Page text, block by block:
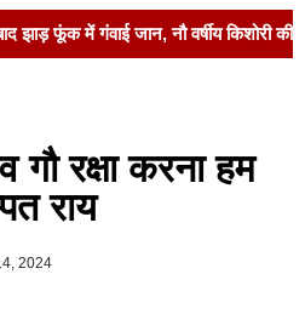
झाड़ फूंक में गंवाई जान, नौ वर्षीय किशोरी की
के मुहाने पर सेल्फी का जुनून; जरा सी चूक
में
का द्वार : नवीन कुमार पाठक !
गौ रक्षा करना हम
राय
2024